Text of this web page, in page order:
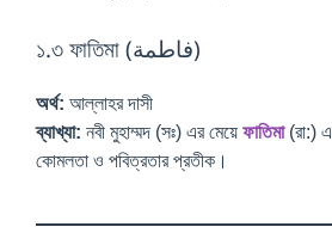
১.৩ ফাতিমা (فاطمة)
অর্থ: আল্লাহর দাসী
ব্যাখ্যা: নবী মুহাম্মদ (সঃ) এর মেয়ে ফাতিমা(রা:)
কোমলতা ও পবিত্রতার প্রতীক।